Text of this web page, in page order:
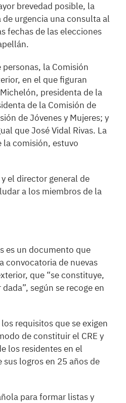
brevedad posible, la
urgencia una consulta al
fechas de las elecciones
la Comisión
en el que figuran
presidenta de la
de la Comisión de
de Jóvenes y Mujeres; y
que José Vidal Rivas. La
la comisión, estuvo
el director general de
a los miembros de la
es un documento que
convocatoria de nuevas
que “se constituye,
según se recoge en
requisitos que se exigen
de constituir el CRE y
los residentes en el
logros en 25 años de
para formar listas y